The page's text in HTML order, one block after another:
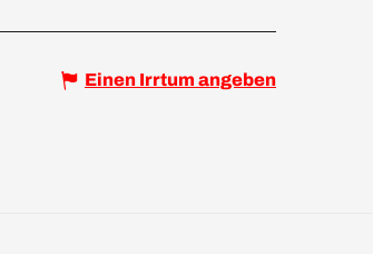
Einen Irrtum angeben